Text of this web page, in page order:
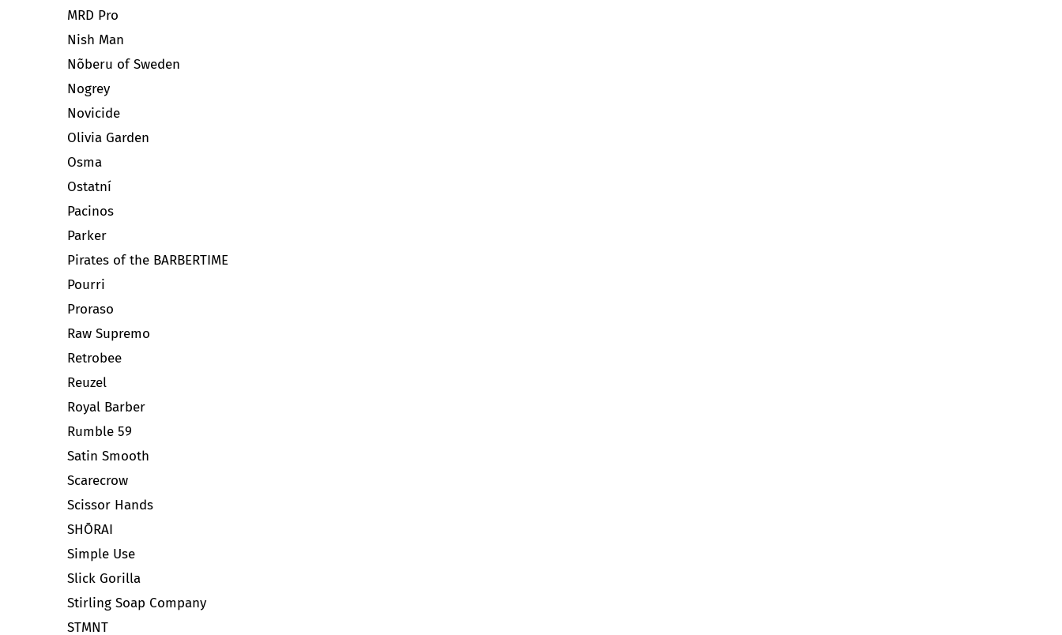
MRD Pro
Nish Man
Nõberu of Sweden
Nogrey
Novicide
Olivia Garden
Osma
Ostatní
Pacinos
Parker
Pirates of the BARBERTIME
Pourri
Proraso
Raw Supremo
Retrobee
Reuzel
Royal Barber
Rumble 59
Satin Smooth
Scarecrow
Scissor Hands
SHŌRAI
Simple Use
Slick Gorilla
Stirling Soap Company
STMNT